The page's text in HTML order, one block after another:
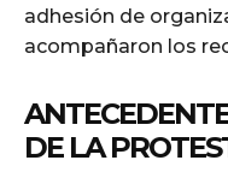
adhesión de
acompañaron los
DE LA